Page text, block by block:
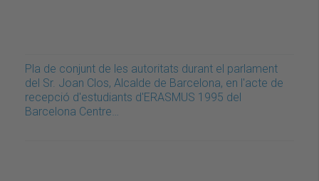
Pla de conjunt de les autoritats durant el parlament
del Sr. Joan Clos, Alcalde de Barcelona, en l'acte de
recepció d'estudiants d'ERASMUS 1995 del
Barcelona Centre…